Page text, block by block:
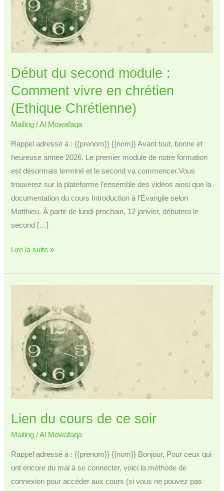
Début du second module :
Comment vivre en chrétien
(Ethique Chrétienne)
Mailing /Al Mowafaqa
Rappel adressé à : {{prenom}} {{nom}} Avant tout, bonne et
heureuse année 2026. Le premier module de notre formation
est désormais terminé et le second va commencer.Vous
trouverez sur la plateforme l’ensemble des vidéos ainsi que la
documentation du cours Introduction à l’Évangile selon
Matthieu. À partir de lundi prochain, 12 janvier, débutera le
second […]
Début
second
Comment
en
chrétien
(Ethique
Chrétienne)
Lire la suite »
Lien du cours de ce soir
Mailing /Al Mowafaqa
Rappel adressé à : {{prenom}} {{nom}} Bonjour, Pour ceux qui
ont encore du mal à se connecter, voici la méthode de
connexion pour accéder aux cours (si vous ne pouvez pas